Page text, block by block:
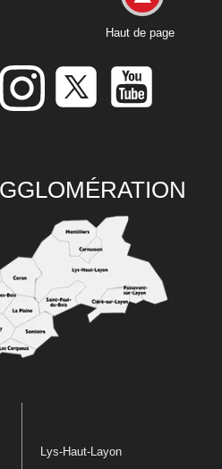
Haut de page
Lys-Haut-Layon